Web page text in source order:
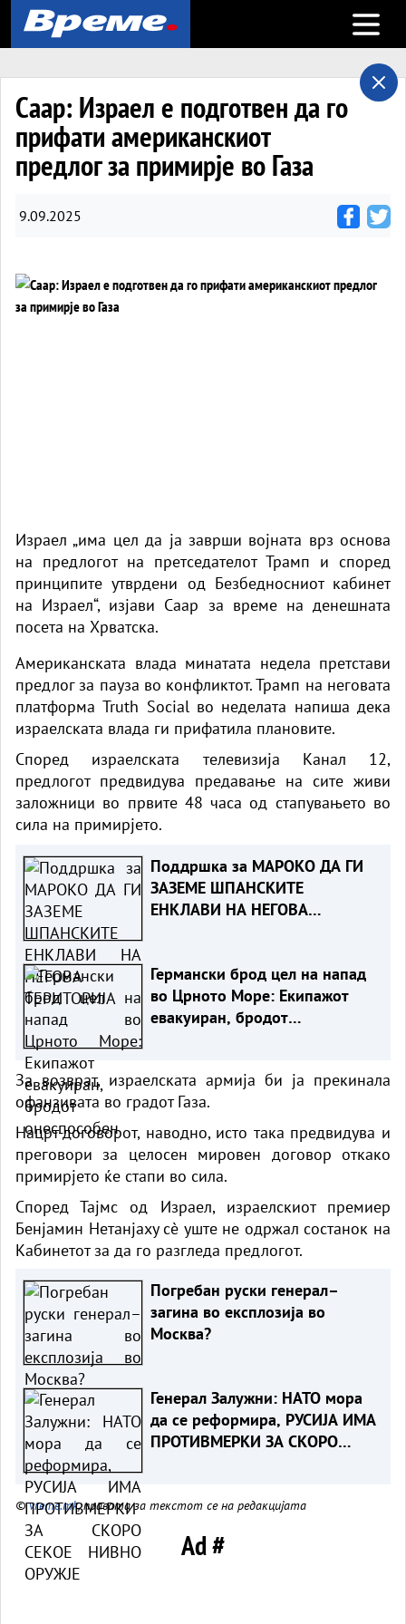
Open
Саар: Израел е подготвен да го
прифати американскиот
предлог за примирје во Газа
9.09.2025
Израел „има цел да ја заврши војната врз основа
на предлогот на претседателот Трамп и според
принципите утврдени од Безбедносниот кабинет
на Израел“, изјави Саар за време на денешната
посета на Хрватска.
Американската влада минатата недела претстави
предлог за пауза во конфликтот. Трамп на неговата
платформа Truth Social во неделата напиша дека
израелската влада ги прифатила плановите.
Според израелската телевизија Канал 12,
предлогот предвидува предавање на сите живи
заложници во првите 48 часа од стапувањето во
сила на примирјето.
Поддршка за МАРОКО ДА ГИ
ЗАЗЕМЕ ШПАНСКИТЕ
ЕНКЛАВИ НА НЕГОВА
Германски брод цел на напад
во Црното Море: Екипажот
евакуиран, бродот
За возврат, израелската армија би ја прекинала
офанзивата во градот Газа.
Нацрт-договорот, наводно, исто така предвидува и
преговори за целосен мировен договор откако
примирјето ќе стапи во сила.
Според Тајмс од Израел, израелскиот премиер
Бенјамин Нетанјаху сè уште не одржал состанок на
Кабинетот за да го разгледа предлогот.
Погребан руски генерал–
загина во експлозија во
Москва?
Генерал Залужни: НАТО мора
да се реформира, РУСИЈА ИМА
ПРОТИВМЕРКИ ЗА СКОРО
©vreme.mk, правата за текстот се на редакцијата
Ad #